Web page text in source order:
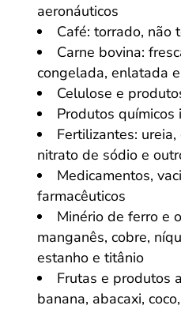
aeronáuticos
Café: torrado, não
Carne bovina:
congelada, enlatada
Celulose e
Produtos químicos
Fertilizantes:
nitrato de sódio e
Medicamentos,
farmacêuticos
Minério de ferro e
manganês, cobre,
estanho e titânio
Frutas e produtos
banana, abacaxi,